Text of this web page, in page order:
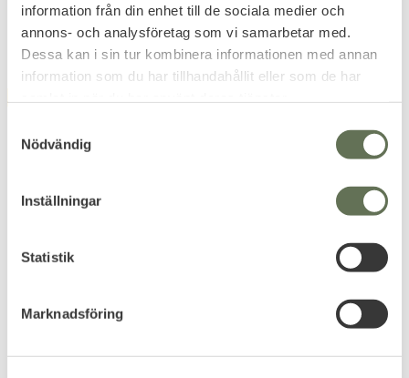
information från din enhet till de sociala medier och
annons- och analysföretag som vi samarbetar med.
Dessa kan i sin tur kombinera informationen med annan
information som du har tillhandahållit eller som de har
Nödvändig
Inställningar
Statistik
Marknadsföring
Lägg till i favoriter
One Size
Lägg till i favoriter
Tredje generationen av den
högkvalitativa klassisk kepsen.
249KR